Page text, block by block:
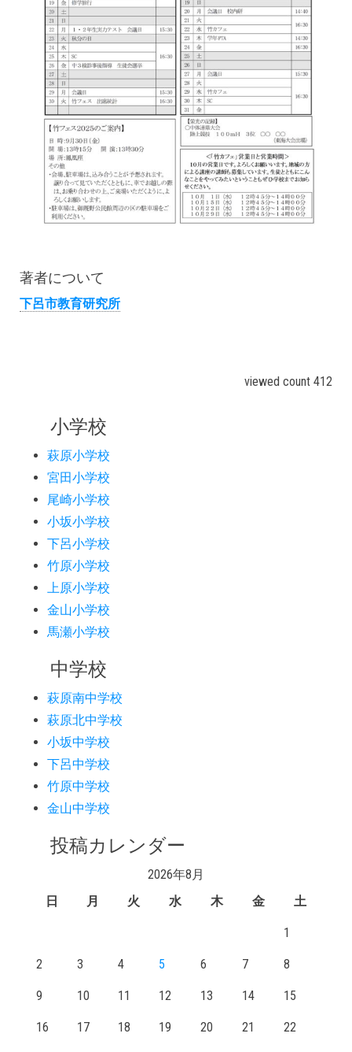
著者について
下呂市教育研究所
viewed count 412
小学校
萩原小学校
宮田小学校
尾崎小学校
小坂小学校
下呂小学校
竹原小学校
上原小学校
金山小学校
馬瀬小学校
中学校
萩原南中学校
萩原北中学校
小坂中学校
下呂中学校
竹原中学校
金山中学校
投稿カレンダー
2026年8月
日
月 火 水 木 金 土
1
2 3 4 5 6 7 8
9 10 11 12 13 14 15
16 17 18 19 20 21 22